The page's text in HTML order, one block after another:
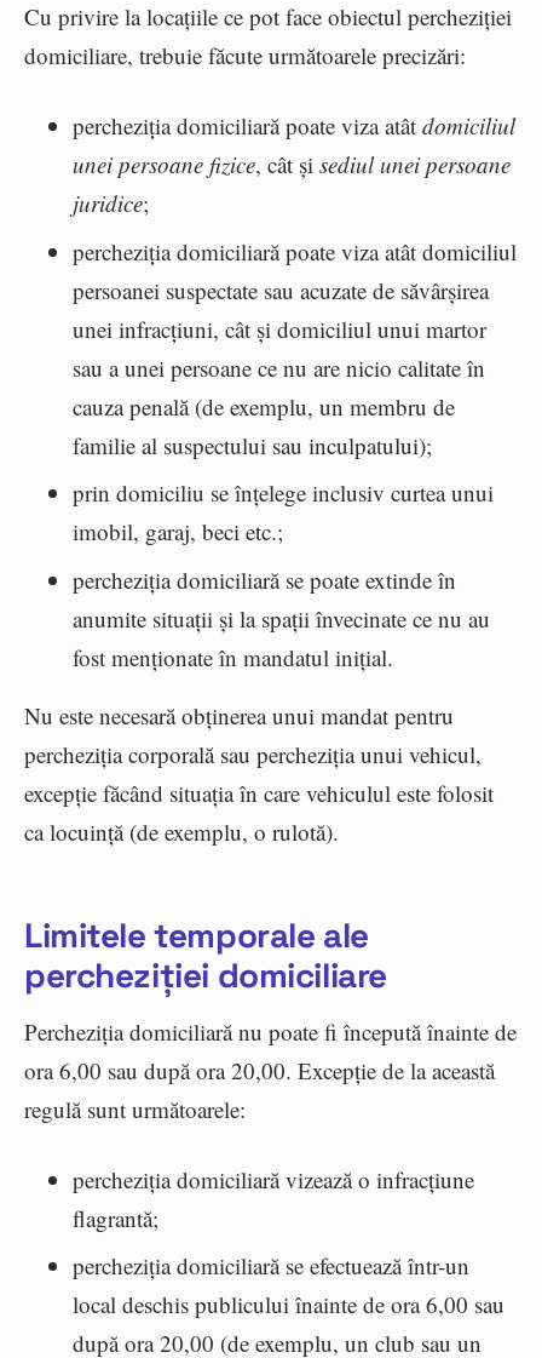
Cu privire la locațiile ce pot face obiectul percheziției
domiciliare, trebuie făcute următoarele precizări:
percheziția domiciliară poate viza atât domiciliul
unei persoane fizice, cât și sediul unei persoane
juridice;
percheziția domiciliară poate viza atât domiciliul
persoanei suspectate sau acuzate de săvârșirea
unei infracțiuni, cât și domiciliul unui martor
sau a unei persoane ce nu are nicio calitate în
cauza penală (de exemplu, un membru de
familie al suspectului sau inculpatului);
prin domiciliu se înțelege inclusiv curtea unui
imobil, garaj, beci etc.;
percheziția domiciliară se poate extinde în
anumite situații și la spații învecinate ce nu au
fost menționate în mandatul inițial.
Nu este necesară obținerea unui mandat pentru
percheziția corporală sau percheziția unui vehicul,
excepție făcând situația în care vehiculul este folosit
ca locuință (de exemplu, o rulotă).
Limitele temporale ale
percheziției domiciliare
Percheziția domiciliară nu poate fi începută înainte de
ora 6,00 sau după ora 20,00. Excepție de la această
regulă sunt următoarele:
percheziția domiciliară vizează o infracțiune
flagrantă;
percheziția domiciliară se efectuează într-un
local deschis publicului înainte de ora 6,00 sau
după ora 20,00 (de exemplu, un club sau un